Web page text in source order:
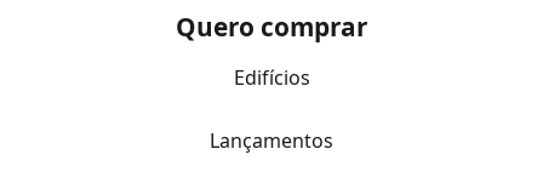
Quero comprar
Edifícios
Lançamentos